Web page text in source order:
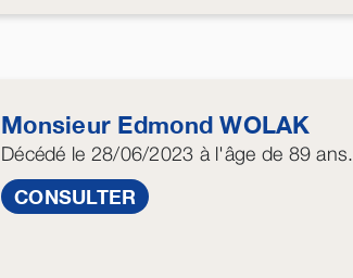
Monsieur EdmondWOLAK
Décédé le 28/06/2023 à l'âge de 89 ans.
CONSULTER